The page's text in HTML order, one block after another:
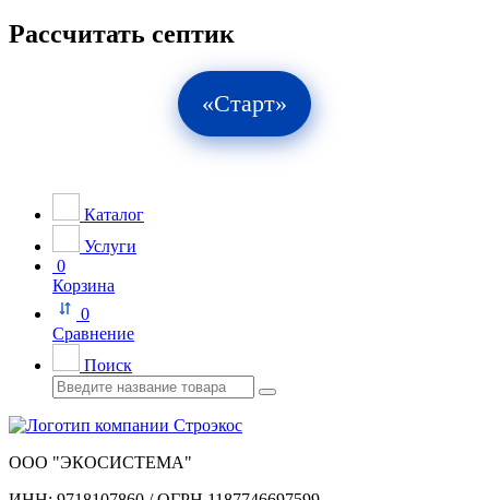
Рассчитать септик
«Старт»
Каталог
Услуги
0
Корзина
0
Сравнение
Поиск
ООО "ЭКОСИСТЕМА"